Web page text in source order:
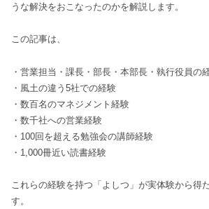
うな解決をおこなったのかを解説します。
この記事は、
・営業担当・課長・部長・本部長・執行役員の
・風土の違う5社での経験
・数百名のマネジメント経験
・数千社への営業経験
・100回を超える勉強会の講師経験
・1,000冊近い読書経験
これらの経験を持つ「よしつ」が実体験から得
す。